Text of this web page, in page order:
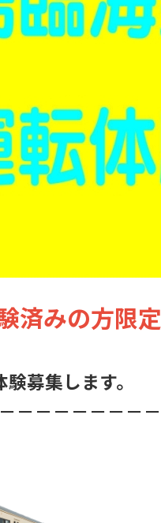
済みの方限
募集します。
－－－－－－－－